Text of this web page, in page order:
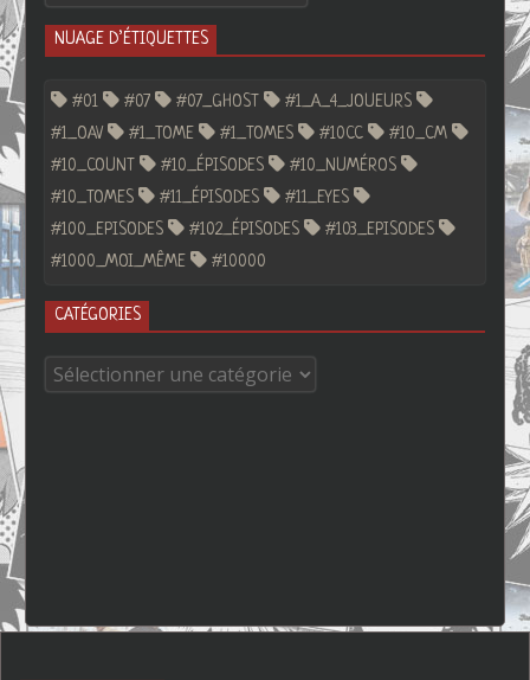
articles
mois
NUAGE D’ÉTIQUETTES
#01 #07 #07_GHOST
#1_A_4_JOUEURS
#1_OAV
#1_TOME #1_TOMES #10CC
#10_CM
#10_COUNT
#10_ÉPISODES
#10_NUMÉROS
#10_TOMES
#11_ÉPISODES
#11_EYES
#100_EPISODES
#102_ÉPISODES
#103_EPISODES
#1000_MOI_MÊME
#10000
CATÉGORIES
Catégories